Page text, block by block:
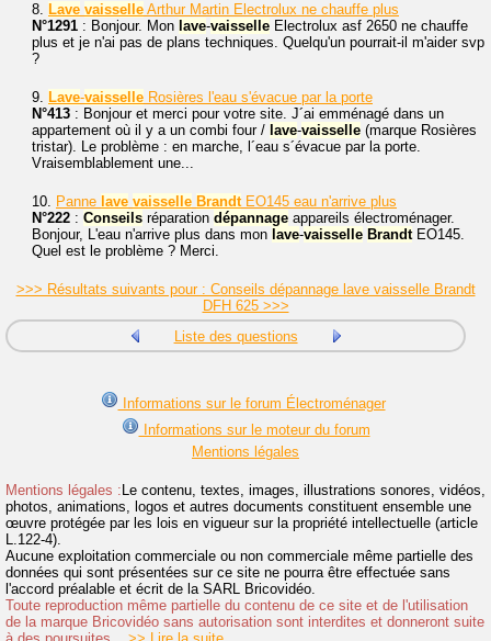
8. Lave vaisselle Arthur Martin Electrolux ne chauffe plus
N°1291 : Bonjour. Mon lave-vaisselle Electrolux asf 2650 ne chauffe
plus et je n'ai pas de plans techniques. Quelqu'un pourrait-il m'aider svp
?
9. Lave-vaisselle Rosières l'eau s'évacue par la porte
N°413 : Bonjour et merci pour votre site. J´ai emménagé dans un
appartement où il y a un combi four / lave-vaisselle (marque Rosières
tristar). Le problème : en marche, l´eau s´évacue par la porte.
Vraisemblablement une...
10. Panne lave vaisselle BrandtEO145 eau n'arrive plus
N°222 : Conseils réparation dépannage appareils électroménager.
Bonjour, L'eau n'arrive plus dans mon lave-vaisselle BrandtEO145.
Quel est le problème ? Merci.
>>> Résultats suivants pour : Conseils dépannage lave vaisselle Brandt
DFH 625 >>>
Liste des questions
Informations sur le forum Électroménager
Informations sur le moteur du forum
Mentions légales
Mentions légales : Le contenu, textes, images, illustrations sonores, vidéos,
photos, animations, logos et autres documents constituent ensemble une
œuvre protégée par les lois en vigueur sur la propriété intellectuelle (article
L.122-4).
Aucune exploitation commerciale ou non commerciale même partielle des
données qui sont présentées sur ce site ne pourra être effectuée sans
l'accord préalable et écrit de la SARL Bricovidéo.
Toute reproduction même partielle du contenu de ce site et de l'utilisation
de la marque Bricovidéo sans autorisation sont interdites et donneront suite